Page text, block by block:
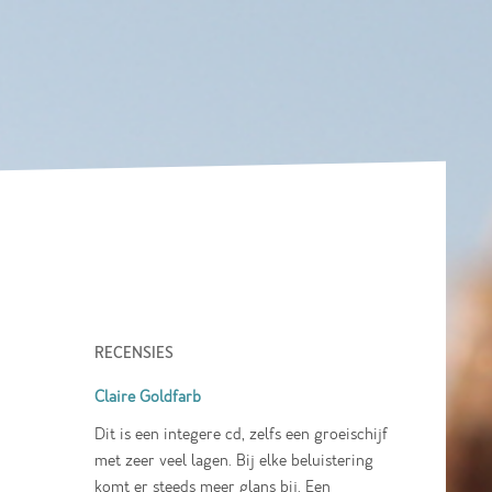
RECENSIES
Claire Goldfarb
Dit is een integere cd, zelfs een groeischijf
met zeer veel lagen. Bij elke beluistering
komt er steeds meer glans bij. Een